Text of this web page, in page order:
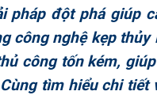
pháp đột phá giúp
công nghệ kẹp
công tốn kém,
tìm hiểu chi